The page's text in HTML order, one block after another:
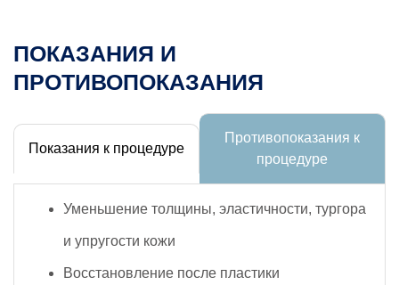
ПОКАЗАНИЯ И
ПРОТИВОПОКАЗАНИЯ
Показания к процедуре
Противопоказания к
процедуре
Уменьшение толщины, эластичности, тургора
и упругости кожи
Восстановление после пластики